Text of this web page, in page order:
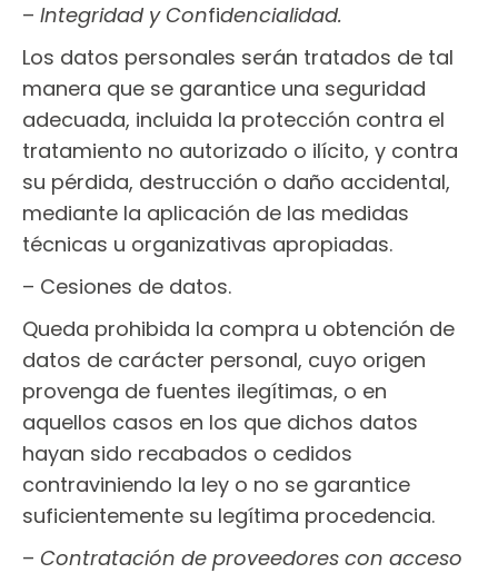
– Integridad y Confidencialidad.
Los datos personales serán tratados de tal
manera que se garantice una seguridad
adecuada, incluida la protección contra el
tratamiento no autorizado o ilícito, y contra
su pérdida, destrucción o daño accidental,
mediante la aplicación de las medidas
técnicas u organizativas apropiadas.
– Cesiones de datos.
Queda prohibida la compra u obtención de
datos de carácter personal, cuyo origen
provenga de fuentes ilegítimas, o en
aquellos casos en los que dichos datos
hayan sido recabados o cedidos
contraviniendo la ley o no se garantice
suficientemente su legítima procedencia.
– Contratación de proveedores con acceso